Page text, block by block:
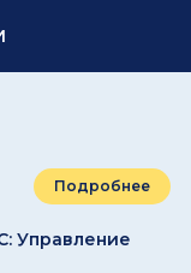
Подробнее
Управление